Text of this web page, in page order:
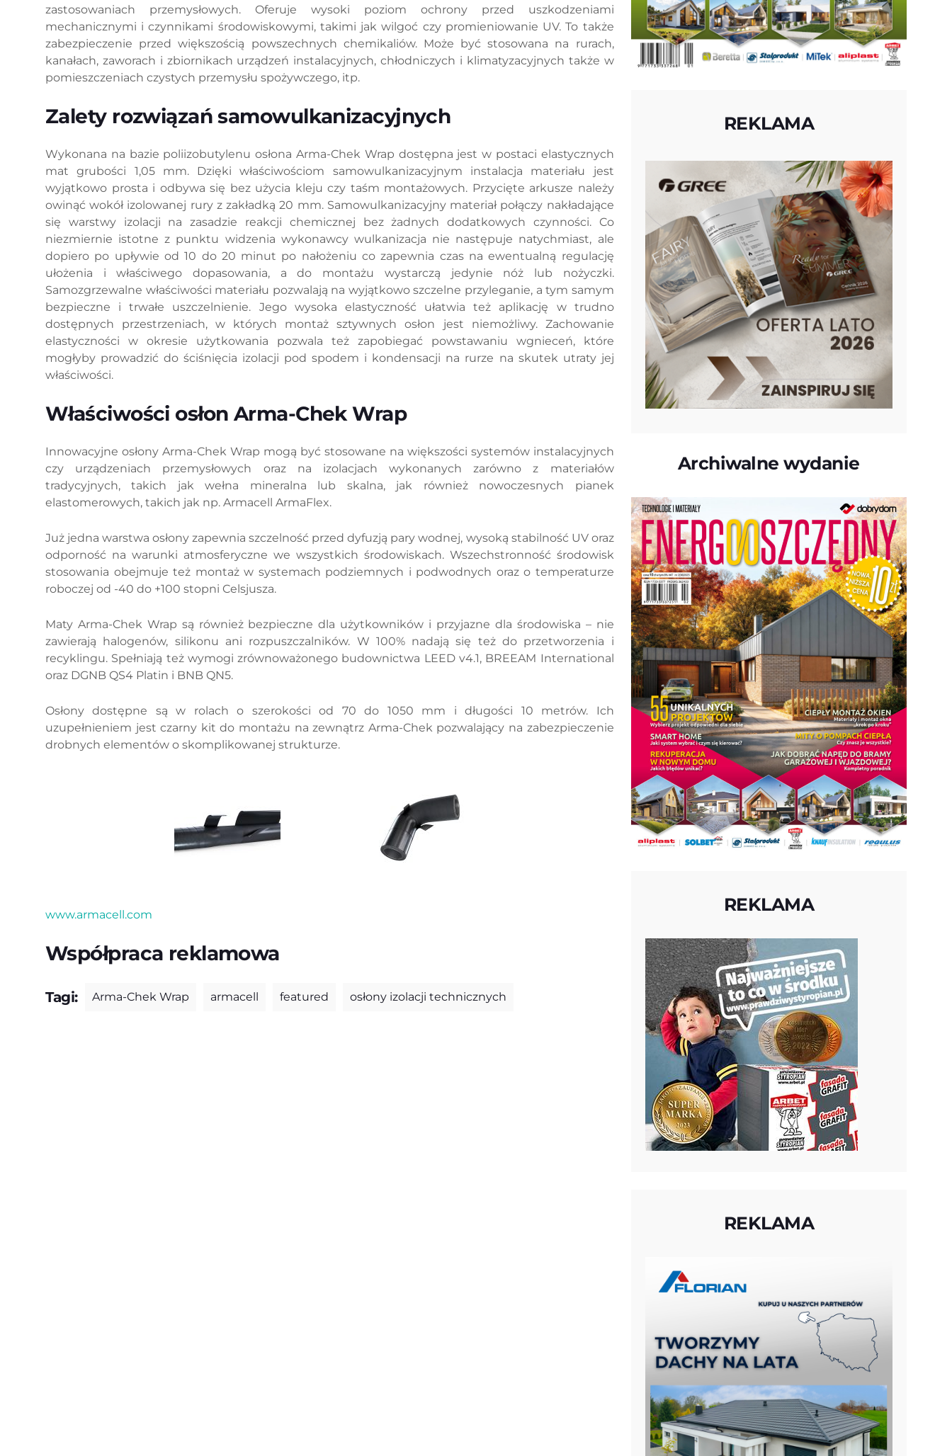
zastosowaniach przemysłowych. Oferuje wysoki poziom ochrony przed uszkodzeniami
mechanicznymi i czynnikami środowiskowymi, takimi jak wilgoć czy promieniowanie UV. To także
zabezpieczenie przed większością powszechnych chemikaliów. Może być stosowana na rurach,
kanałach, zaworach i zbiornikach urządzeń instalacyjnych, chłodniczych i klimatyzacyjnych także w
pomieszczeniach czystych przemysłu spożywczego, itp.
Zalety rozwiązań samowulkanizacyjnych
Wykonana na bazie poliizobutylenu osłona Arma-Chek Wrap dostępna jest w postaci elastycznych
mat grubości 1,05 mm. Dzięki właściwościom samowulkanizacyjnym instalacja materiału jest
wyjątkowo prosta i odbywa się bez użycia kleju czy taśm montażowych. Przycięte arkusze należy
owinąć wokół izolowanej rury z zakładką 20 mm. Samowulkanizacyjny materiał połączy nakładające
się warstwy izolacji na zasadzie reakcji chemicznej bez żadnych dodatkowych czynności. Co
niezmiernie istotne z punktu widzenia wykonawcy wulkanizacja nie następuje natychmiast, ale
dopiero po upływie od 10 do 20 minut po nałożeniu co zapewnia czas na ewentualną regulację
ułożenia i właściwego dopasowania, a do montażu wystarczą jedynie nóż lub nożyczki.
Samozgrzewalne właściwości materiału pozwalają na wyjątkowo szczelne przyleganie, a tym samym
bezpieczne i trwałe uszczelnienie. Jego wysoka elastyczność ułatwia też aplikację w trudno
dostępnych przestrzeniach, w których montaż sztywnych osłon jest niemożliwy. Zachowanie
elastyczności w okresie użytkowania pozwala też zapobiegać powstawaniu wgnieceń, które
mogłyby prowadzić do ściśnięcia izolacji pod spodem i kondensacji na rurze na skutek utraty jej
właściwości.
Właściwości osłon Arma-Chek Wrap
Innowacyjne osłony Arma-Chek Wrap mogą być stosowane na większości systemów instalacyjnych
czy urządzeniach przemysłowych oraz na izolacjach wykonanych zarówno z materiałów
tradycyjnych, takich jak wełna mineralna lub skalna, jak również nowoczesnych pianek
elastomerowych, takich jak np. Armacell ArmaFlex.
Już jedna warstwa osłony zapewnia szczelność przed dyfuzją pary wodnej, wysoką stabilność UV oraz
odporność na warunki atmosferyczne we wszystkich środowiskach. Wszechstronność środowisk
stosowania obejmuje też montaż w systemach podziemnych i podwodnych oraz o temperaturze
roboczej od -40 do +100 stopni Celsjusza.
Maty Arma-Chek Wrap są również bezpieczne dla użytkowników i przyjazne dla środowiska – nie
zawierają halogenów, silikonu ani rozpuszczalników. W 100% nadają się też do przetworzenia i
recyklingu. Spełniają też wymogi zrównoważonego budownictwa LEED v4.1, BREEAM International
oraz DGNB QS4 Platin i BNB QN5.
Osłony dostępne są w rolach o szerokości od 70 do 1050 mm i długości 10 metrów. Ich
uzupełnieniem jest czarny kit do montażu na zewnątrz Arma-Chek pozwalający na zabezpieczenie
drobnych elementów o skomplikowanej strukturze.
www.armacell.com
Współpraca reklamowa
Tagi: Arma-Chek Wrap armacell featured osłony izolacji technicznych
REKLAMA
Archiwalne wydanie
REKLAMA
REKLAMA